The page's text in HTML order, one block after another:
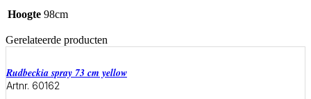
Hoogte 98cm
Gerelateerde producten
rudbeckia spray 73 cm yellow
Artnr. 60162